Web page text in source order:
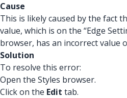
Cause
This is likely caused by the fact
value, which is on the “Edge
browser, has an incorrect value
Solution
To resolve this error:
Open the Styles browser.
Click on the Edit tab.